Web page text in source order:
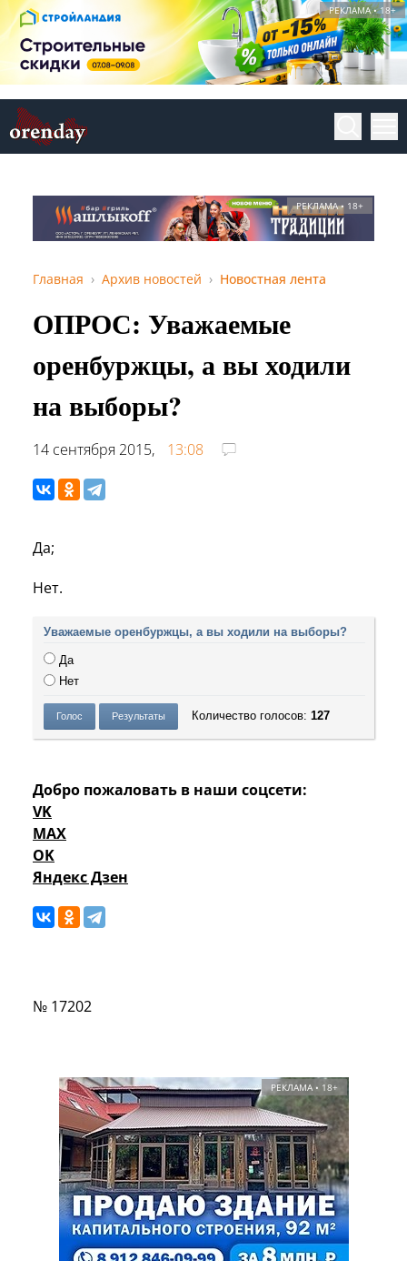
РЕКЛАМА • 18+
РЕКЛАМА • 18+
Главная Архив новостей Новостная лента
ОПРОС: Уважаемые
оренбуржцы, а вы ходили
на выборы?
14 сентября 2015, 13:08
Да;
Нет.
Уважаемые оренбуржцы, а вы ходили на выборы?
Да
Нет
Количество голосов: 127
Добро пожаловать в наши соцсети:
VK
MAX
OK
Яндекс Дзен
№ 17202
РЕКЛАМА • 18+